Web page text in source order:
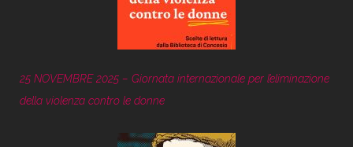
25 NOVEMBRE 2025 – Giornata internazionale per l’eliminazione
della violenza contro le donne